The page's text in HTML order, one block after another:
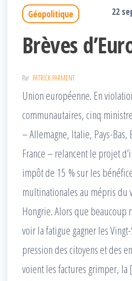
Géopolitique 22
Brèves
Par PATRICK PARMENT
Union européenne. En
communautaires, cinq
– Allemagne, Italie, Pays-Bas,
France – relancent le projet
impôt de 15 % sur les
multinationales au mépris du
Hongrie. Alors que beaucoup
voir la fatigue gagner les
pression des citoyens et des
voient les factures grimper,